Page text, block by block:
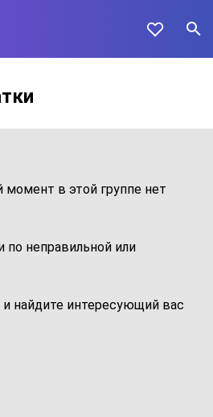
в этой группе нет
неправильной или
найдите интересующий вас